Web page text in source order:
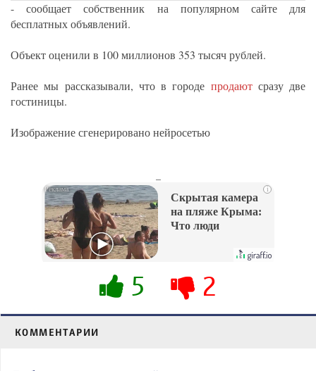
- сообщает собственник на популярном сайте для
бесплатных объявлений.
Объект оценили в 100 миллионов 353 тысяч рублей.
Ранее мы рассказывали, что в городе продают сразу две
гостиницы.
Изображение сгенерировано нейросетью
i
Скрытая камера
на пляже Крыма:
Что люди
их не видят...
5 2
КОММЕНТАРИИ